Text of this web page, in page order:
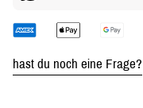
hast du noch eine Frage?